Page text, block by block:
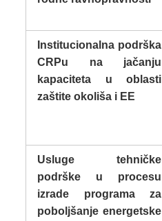
Institucionalna podrška
CRPu na jačanju
kapaciteta u oblasti
zaštite okoliša i EE
Usluge tehničke
podrške u procesu
izrade programa za
poboljšanje energetske